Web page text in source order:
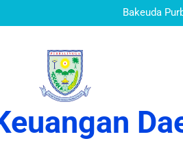
Bakeuda
Aksi